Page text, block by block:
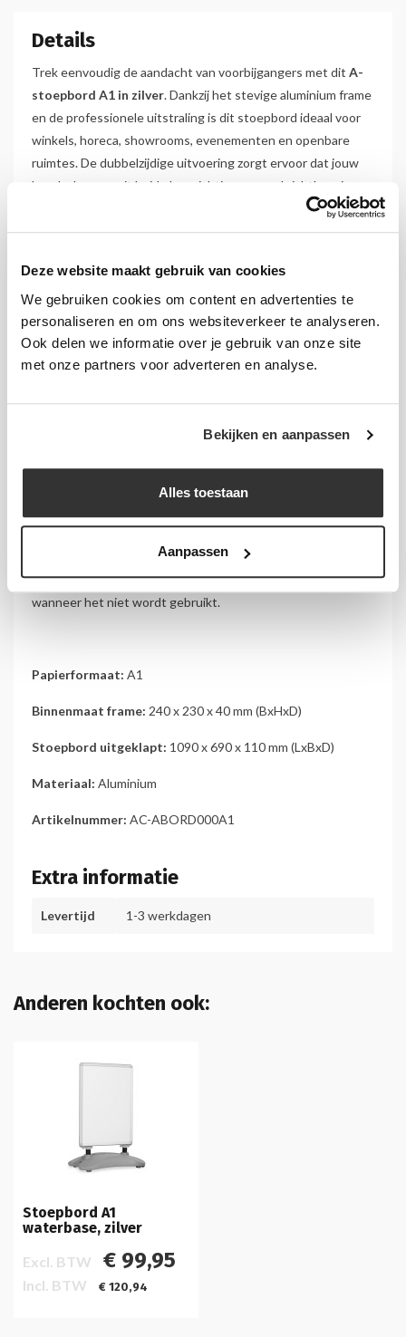
Deze website maakt gebruik van cookies
We gebruiken cookies om content en advertenties te
personaliseren en om ons websiteverkeer te analyseren.
Ook delen we informatie over je gebruik van onze site
met onze partners voor adverteren en analyse.
Bekijken en aanpassen
Alles toestaan
Aanpassen
Details
Trek eenvoudig de aandacht van voorbijgangers met dit A-
stoepbord A1 in zilver. Dankzij het stevige aluminium frame
en de professionele uitstraling is dit stoepbord ideaal voor
winkels, horeca, showrooms, evenementen en openbare
ruimtes. De dubbelzijdige uitvoering zorgt ervoor dat jouw
boodschap vanuit beide looprichtingen goed zichtbaar is.
25 mm aluminium
worden verwisseld. Open de vier klikprofielen, plaats de
acties, aanbiedingen of informatie binnen enkele seconden.
Voor extra duurzaamheid beschikt het stoepbord over
eengegalvaniseerde stalen achterplaat. Deze stevige
lichtreflecties. Hierdoor blijft jouw boodschap ook bij fel
daglicht uitstekend leesbaar.
Dankzij het inklapbare A-frame is het stoepbord eenvoudig
te plaatsen, te verplaatsen en compact op te bergen
wanneer het niet wordt gebruikt.
Papierformaat: A1
Binnenmaat frame: 240 x 230 x 40 mm (BxHxD)
Stoepbord uitgeklapt: 1090 x 690 x 110 mm (LxBxD)
Materiaal: Aluminium
Artikelnummer: AC-ABORD000A1
Extra informatie
Levertijd 1-3 werkdagen
Anderen kochten ook:
Stoepbord A1
waterbase, zilver
Excl. BTW
€ 99,95
Incl. BTW € 120,94